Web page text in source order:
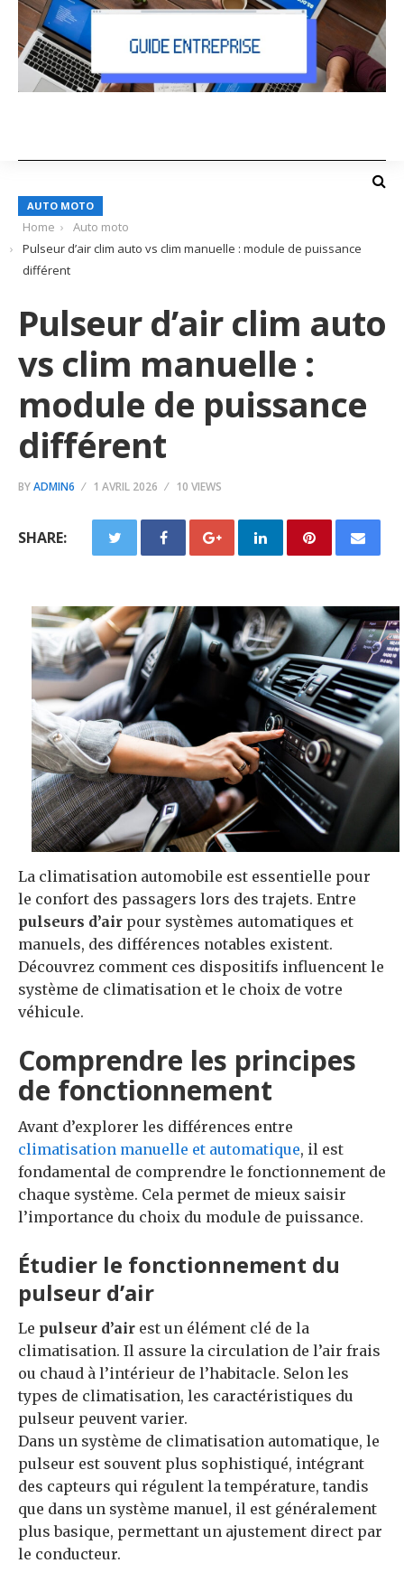
AUTO MOTO
Home
Auto moto
Pulseur d’air clim auto vs clim manuelle : module de puissance
différent
Pulseur d’air clim auto
vs clim manuelle :
module de puissance
différent
BYADMIN6 1 AVRIL 2026 10 VIEWS
SHARE:
La climatisation automobile est essentielle pour
le confort des passagers lors des trajets. Entre
pulseurs d’air pour systèmes automatiques et
manuels, des différences notables existent.
Découvrez comment ces dispositifs influencent le
système de climatisation et le choix de votre
véhicule.
Comprendre les principes
de fonctionnement
Avant d’explorer les différences entre
climatisation manuelle et automatique, il est
fondamental de comprendre le fonctionnement de
chaque système. Cela permet de mieux saisir
l’importance du choix du module de puissance.
Étudier le fonctionnement du
pulseur d’air
Le pulseur d’air est un élément clé de la
climatisation. Il assure la circulation de l’air frais
ou chaud à l’intérieur de l’habitacle. Selon les
types de climatisation, les caractéristiques du
pulseur peuvent varier.
Dans un système de climatisation automatique, le
pulseur est souvent plus sophistiqué, intégrant
des capteurs qui régulent la température, tandis
que dans un système manuel, il est généralement
plus basique, permettant un ajustement direct par
le conducteur.